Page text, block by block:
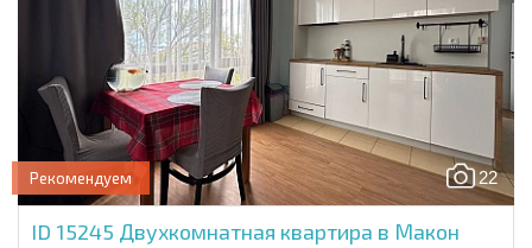
22
Рекомендуем
ID 15245 Двухкомнатная квартира в Макон